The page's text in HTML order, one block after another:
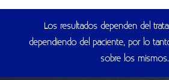
Los resultados dependen del
dependiendo del paciente, por lo
sobre los mismos.